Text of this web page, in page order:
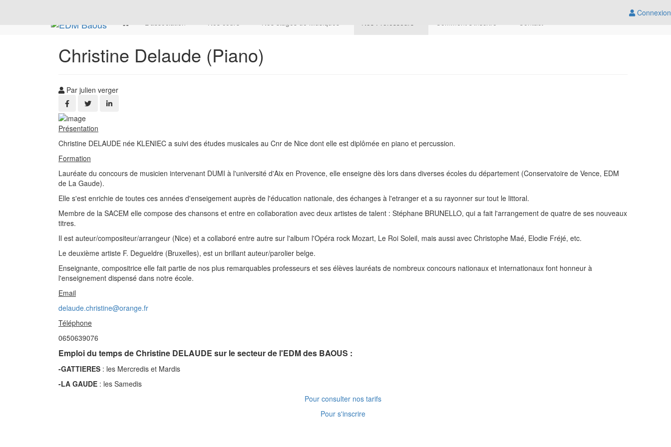
Connexion
L'association
Nos cours Nos stages de Musiques Nos Professeurs Comment s'inscrire Contact
Christine Delaude (Piano)
Par julien verger
Présentation
Christine DELAUDE née KLENIEC a suivi des études musicales au Cnr de Nice dont elle est diplômée en piano et percussion.
Formation
Lauréate du concours de musicien intervenant DUMI à l'université d'Aix en Provence, elle enseigne dès lors dans diverses écoles du département (Conservatoire de Vence, EDM
de La Gaude).
Elle s'est enrichie de toutes ces années d'enseigement auprès de l'éducation nationale, des échanges à l'etranger et a su rayonner sur tout le littoral.
Membre de la SACEM elle compose des chansons et entre en collaboration avec deux artistes de talent : Stéphane BRUNELLO, qui a fait l'arrangement de quatre de ses nouveaux
titres.
Il est auteur/compositeur/arrangeur (Nice) et a collaboré entre autre sur l'album l'Opéra rock Mozart, Le Roi Soleil, mais aussi avec Christophe Maé, Elodie Fréjé, etc.
Le deuxième artiste F. Degueldre (Bruxelles), est un brillant auteur/parolier belge.
Enseignante, compositrice elle fait partie de nos plus remarquables professeurs et ses élèves lauréats de nombreux concours nationaux et internationaux font honneur à
l'enseignement dispensé dans notre école.
Email
delaude.christine@orange.fr
Téléphone
0650639076
Emploi du temps de Christine DELAUDE sur le secteur de l'EDM des BAOUS :
-GATTIERES : les Mercredis et Mardis
-LA GAUDE : les Samedis
Pour consulter nos tarifs
Pour s'inscrire